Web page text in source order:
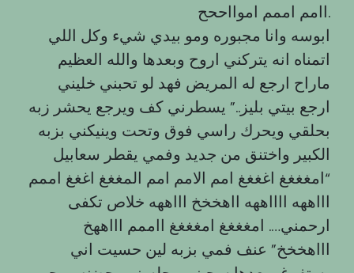
اامم اممم اموااححح.
ابوسه وانا مجبوره ومو بيدي شيء وكل اللي
اتمناه انه يتركني اروح وبعدها والله العظيم
ماراح ارجع له المريض فهد لو تحبني خليني
ارجع بيتي بليز..” يسطرني كف ويرجع يحشر زبه
بحلقي ويحرك راسي فوق وتحت وينيكني بزبه
الكبير واختنق من جديد وفمي يقطر سعابيل
“امغغغغ اغغغغ امم الامم امم المغغغ اغغغ اممم
اااههه ااااههه ااهخخخ اااههه خلاص تكفى
ارحمني…. امغغغغ امغغغغ ااممم اااههخ
اااهخخخ” عنف فمي بزبه لين حسيت اني